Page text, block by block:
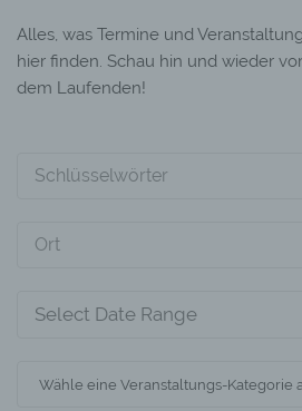
Alles, was Termine und
hier finden. Schau hin und wieder
dem Laufenden!
Select Date Range